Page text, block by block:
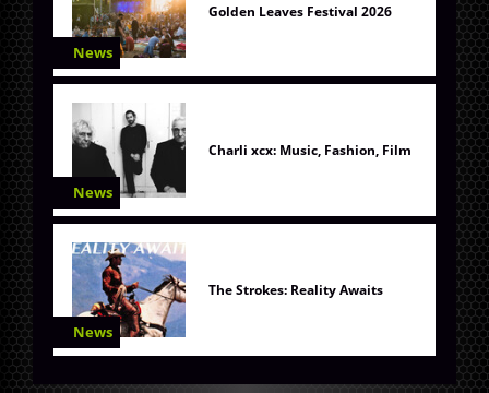
News
Golden Leaves Festival 2026
News
Charli xcx: Music, Fashion, Film
News
The Strokes: Reality Awaits